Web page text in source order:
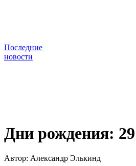
Последние
новости
Дни рождения:
Автор: Александр Элькинд